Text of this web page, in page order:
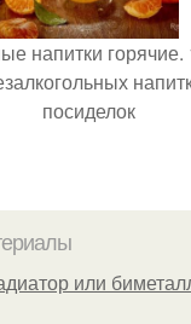
напитки
посиделок
или